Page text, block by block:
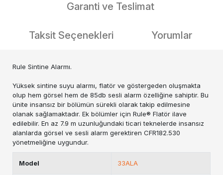
Garanti ve Teslimat
Taksit Seçenekleri Yorumlar
Rule Sintine Alarmı.
Yüksek sintine suyu alarmı, flatör ve göstergeden oluşmakta
olup hem görsel hem de 85db sesli alarm özelliğine sahiptir. Bu
ünite insansız bir bölümün sürekli olarak takip edilmesine
olanak sağlamaktadır. Ek bölümler için Rule® Flatör ilave
edilebilir. En az 7.9 m uzunluğundaki ticari teknelerde insansız
alanlarda görsel ve sesli alarm gerektiren CFR182.530
yönetmeliğine uygundur.
Model 33ALA